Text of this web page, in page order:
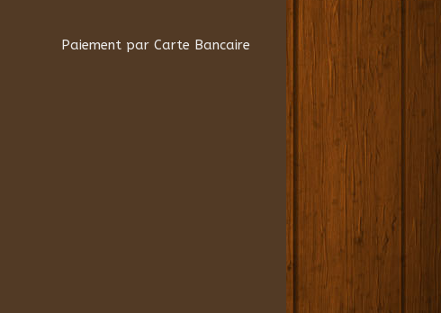
Paiement par Carte Bancaire